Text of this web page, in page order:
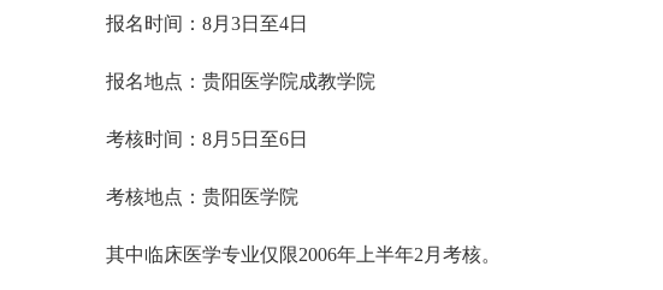
报名时间：8月3日至4日
报名地点：贵阳医学院成教学院
考核时间：8月5日至6日
考核地点：贵阳医学院
其中临床医学专业仅限2006年上半年2月考核。